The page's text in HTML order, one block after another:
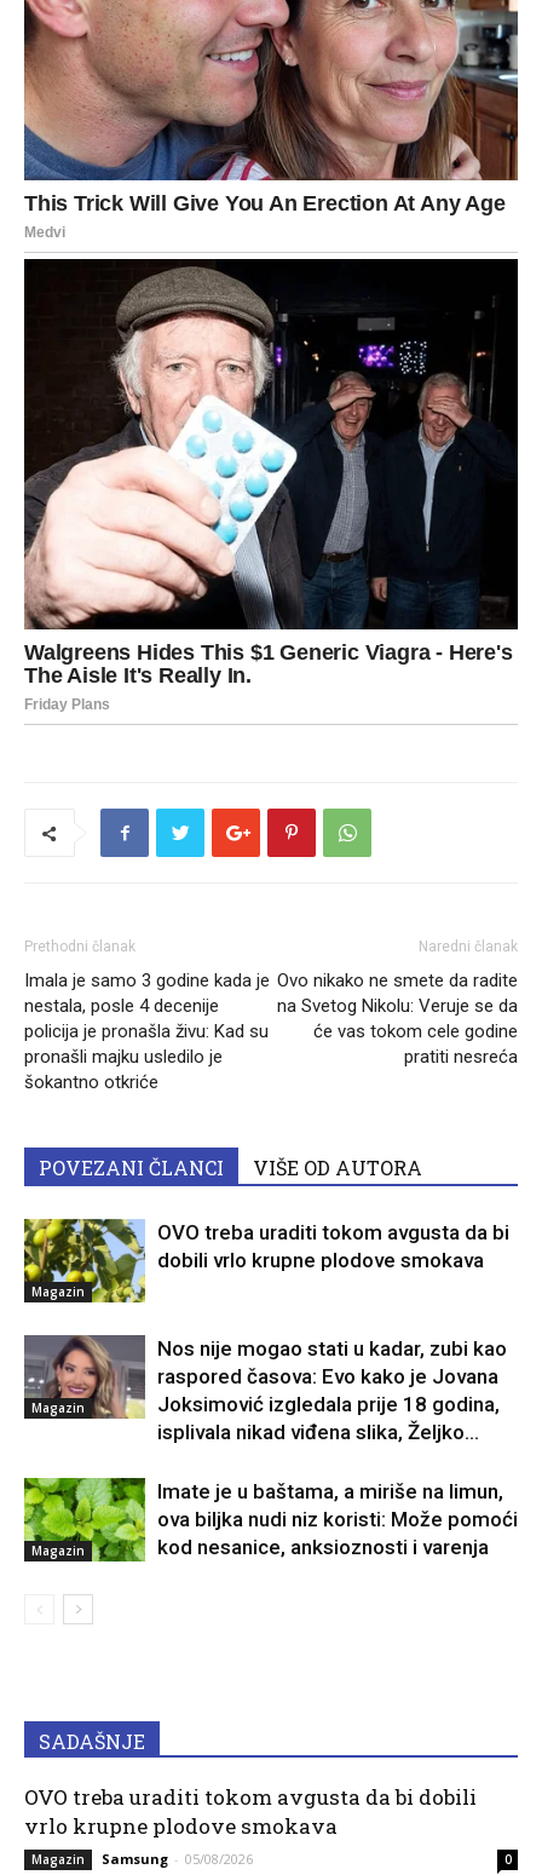
Prethodni članak
Imala je samo 3 godine kada je
nestala, posle 4 decenije
policija je pronašla živu: Kad su
pronašli majku usledilo je
šokantno otkriće
Naredni članak
Ovo nikako ne smete da radite
na Svetog Nikolu: Veruje se da
će vas tokom cele godine
pratiti nesreća
POVEZANI ČLANCI VIŠE OD AUTORA
Magazin
OVO treba uraditi tokom avgusta da bi
dobili vrlo krupne plodove smokava
Magazin
Nos nije mogao stati u kadar, zubi kao
raspored časova: Evo kako je Jovana
Joksimović izgledala prije 18 godina,
isplivala nikad viđena slika, Željko...
Magazin
Imate je u baštama, a miriše na limun,
ova biljka nudi niz koristi: Može pomoći
kod nesanice, anksioznosti i varenja
SADAŠNJE
OVO treba uraditi tokom avgusta da bi dobili
vrlo krupne plodove smokava
Magazin Samsung - 05/08/2026 0